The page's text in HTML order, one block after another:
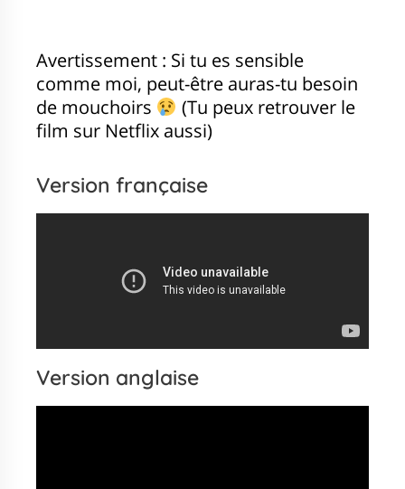
Avertissement : Si tu es sensible
comme moi, peut-être auras-tu besoin
de mouchoirs
(Tu peux retrouver le
film sur Netflix aussi)
Version française
Version anglaise